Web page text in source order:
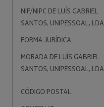
NIF/NIPC DE LUÍS GABRIEL
SANTOS, UNIPESSOAL, LDA
FORMA JURÍDICA
MORADA DE LUÍS GABRIEL
SANTOS, UNIPESSOAL, LDA
CÓDIGO POSTAL